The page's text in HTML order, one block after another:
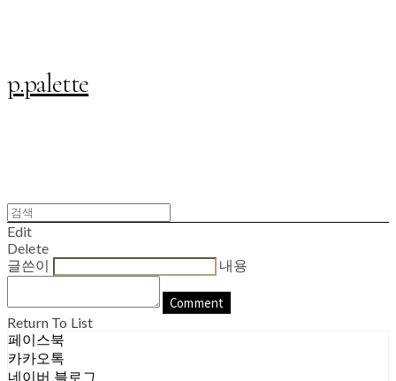
p.palette
Edit
Delete
글쓴이
내용
Comment
Return To List
페이스북
카카오톡
네이버 블로그